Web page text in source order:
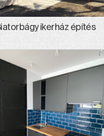
ikerház építés